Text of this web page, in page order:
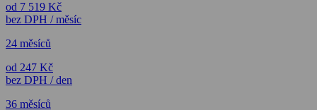
od 7 519 Kč
bez DPH / měsíc
24 měsíců
od 247 Kč
bez DPH / den
36 měsíců